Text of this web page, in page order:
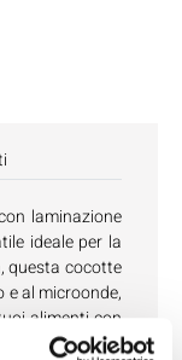
laminazione
ideale per la
questa cocotte
al microonde,
alimenti con